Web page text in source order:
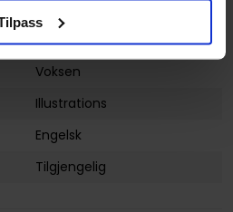
03.03.2026
Voksen
Illustrations
Engelsk
Tilgjengelig